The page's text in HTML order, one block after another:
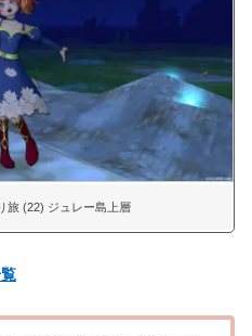
旅 (22) ジュレー島上層